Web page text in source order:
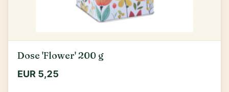
Dose 'Flower' 200 g
EUR 5,25